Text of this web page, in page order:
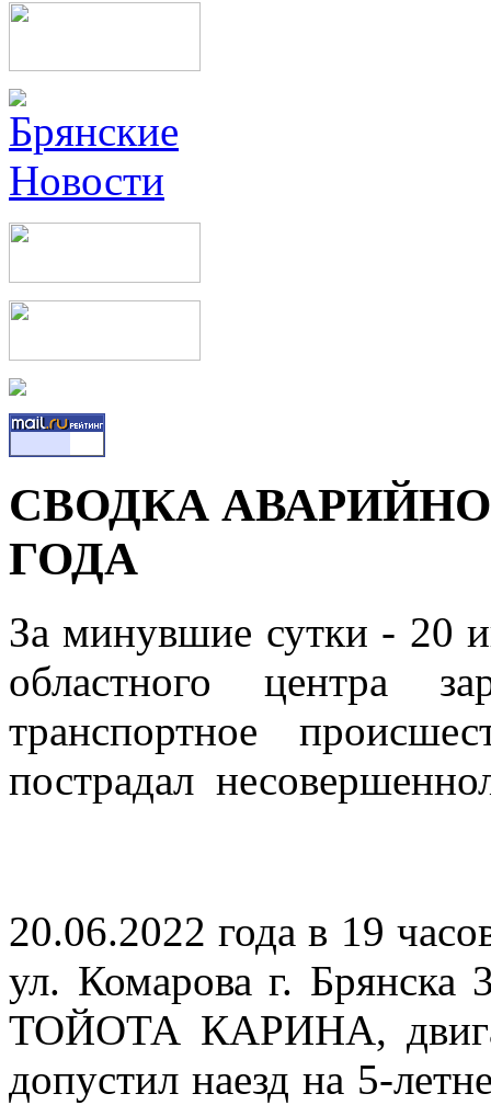
СВОДКА
ГОДА
За минувшие сутки - 20
областного центра
транспортное
пострадал
20.06.2022 года в 19
ул. Комарова г. Брянска
ТОЙОТА КАРИНА,
допустил наезд на 5-